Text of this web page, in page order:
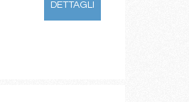
DETTAGLI